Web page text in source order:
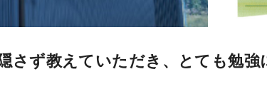
さず教えていただき、とても勉強